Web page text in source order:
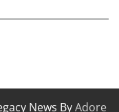
News ByAdore